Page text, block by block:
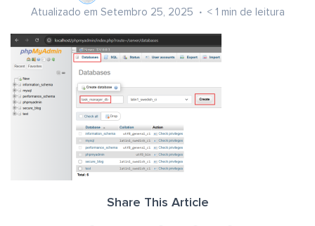
Atualizado em Setembro 25, 2025 < 1 min de leitura
Share This Article